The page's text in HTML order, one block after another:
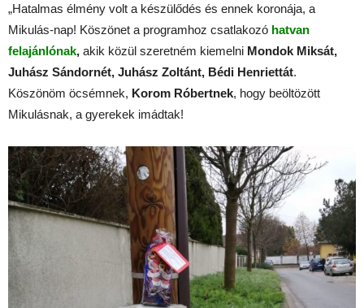
„Hatalmas élmény volt a készülődés és ennek koronája, a
Mikulás-nap! Köszönet a programhoz csatlakozó hatvan
felajánlónak, akik közül szeretném kiemelni Mondok Miksát,
Juhász Sándornét, Juhász Zoltánt, Bédi Henriettát.
Köszönöm öcsémnek, Korom Róbertnek, hogy beöltözött
Mikulásnak, a gyerekek imádtak!